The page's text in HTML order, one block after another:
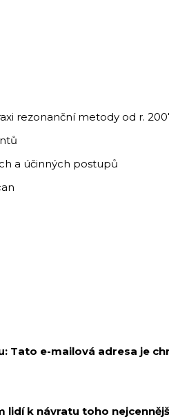
rezonanční metody od r.
a účinných postupů
Tato e-mailová adresa je
k návratu toho